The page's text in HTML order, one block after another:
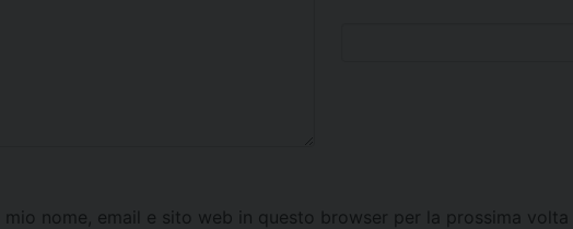
mio nome, email e sito web in questo browser per la prossima volta